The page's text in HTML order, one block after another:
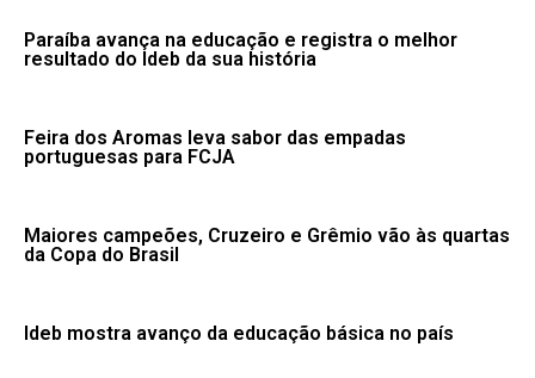
Paraíba avança na educação e registra o melhor
resultado do Ideb da sua história
Feira dos Aromas leva sabor das empadas
portuguesas para FCJA
Maiores campeões, Cruzeiro e Grêmio vão às quartas
da Copa do Brasil
Ideb mostra avanço da educação básica no país